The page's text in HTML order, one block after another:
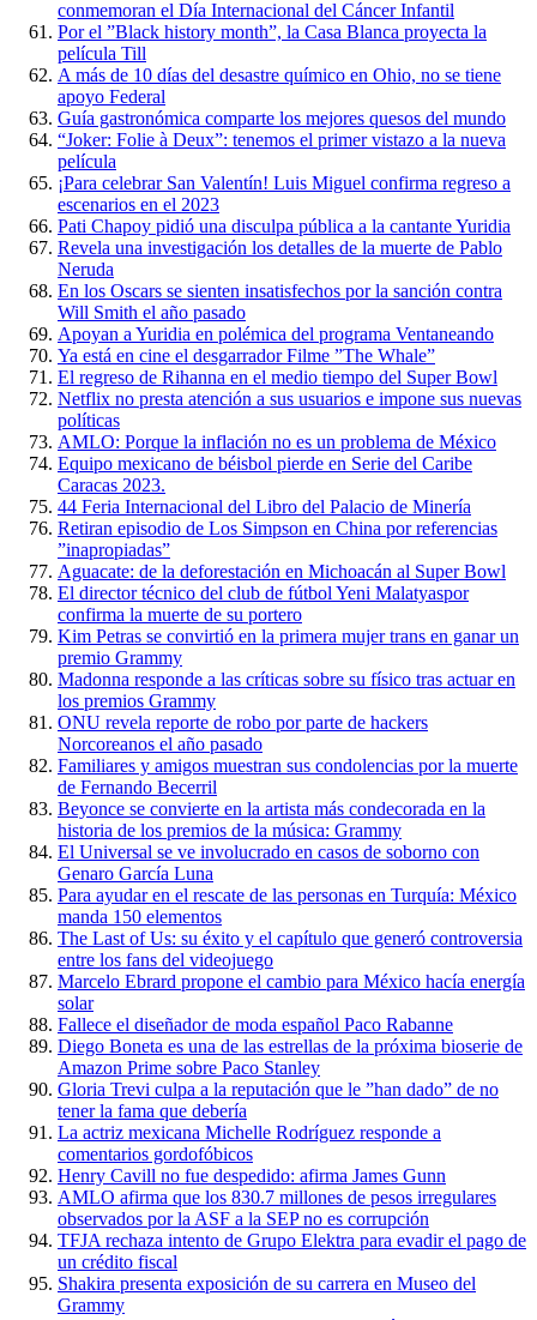
conmemoran el Día Internacional del Cáncer Infantil
Por el ”Black history month”, la Casa Blanca proyecta la
película Till
A más de 10 días del desastre químico en Ohio, no se tiene
apoyo Federal
Guía gastronómica comparte los mejores quesos del mundo
“Joker: Folie à Deux”: tenemos el primer vistazo a la nueva
película
¡Para celebrar San Valentín! Luis Miguel confirma regreso a
escenarios en el 2023
Pati Chapoy pidió una disculpa pública a la cantante Yuridia
Revela una investigación los detalles de la muerte de Pablo
Neruda
En los Oscars se sienten insatisfechos por la sanción contra
Will Smith el año pasado
Apoyan a Yuridia en polémica del programa Ventaneando
Ya está en cine el desgarrador Filme ”The Whale”
El regreso de Rihanna en el medio tiempo del Super Bowl
Netflix no presta atención a sus usuarios e impone sus nuevas
políticas
AMLO: Porque la inflación no es un problema de México
Equipo mexicano de béisbol pierde en Serie del Caribe
Caracas 2023.
44 Feria Internacional del Libro del Palacio de Minería
Retiran episodio de Los Simpson en China por referencias
”inapropiadas”
Aguacate: de la deforestación en Michoacán al Super Bowl
El director técnico del club de fútbol Yeni Malatyaspor
confirma la muerte de su portero
Kim Petras se convirtió en la primera mujer trans en ganar un
premio Grammy
Madonna responde a las críticas sobre su físico tras actuar en
los premios Grammy
ONU revela reporte de robo por parte de hackers
Norcoreanos el año pasado
Familiares y amigos muestran sus condolencias por la muerte
de Fernando Becerril
Beyonce se convierte en la artista más condecorada en la
historia de los premios de la música: Grammy
El Universal se ve involucrado en casos de soborno con
Genaro García Luna
Para ayudar en el rescate de las personas en Turquía: México
manda 150 elementos
The Last of Us: su éxito y el capítulo que generó controversia
entre los fans del videojuego
Marcelo Ebrard propone el cambio para México hacía energía
solar
Fallece el diseñador de moda español Paco Rabanne
Diego Boneta es una de las estrellas de la próxima bioserie de
Amazon Prime sobre Paco Stanley
Gloria Trevi culpa a la reputación que le ”han dado” de no
tener la fama que debería
La actriz mexicana Michelle Rodríguez responde a
comentarios gordofóbicos
Henry Cavill no fue despedido: afirma James Gunn
AMLO afirma que los 830.7 millones de pesos irregulares
observados por la ASF a la SEP no es corrupción
TFJA rechaza intento de Grupo Elektra para evadir el pago de
un crédito fiscal
Shakira presenta exposición de su carrera en Museo del
Grammy